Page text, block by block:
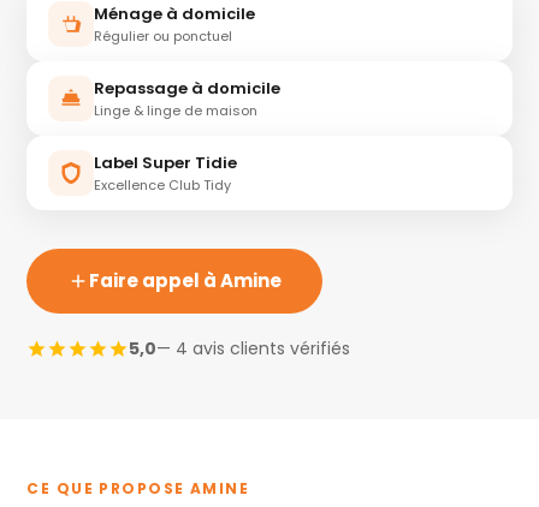
Ménage à domicile
Régulier ou ponctuel
Repassage à domicile
Linge & linge de maison
Label Super Tidie
Excellence Club Tidy
Faire appel à Amine
5,0— 4 avis clients vérifiés
CE QUE PROPOSE AMINE